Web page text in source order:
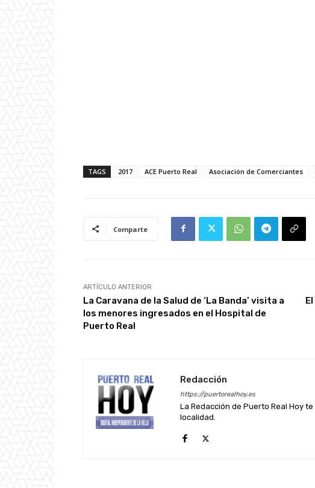
TAGS 2017 ACE Puerto Real Asociación de Comerciantes
Comparte
ARTÍCULO ANTERIOR
La Caravana de la Salud de ‘La Banda’ visita a
los menores ingresados en el Hospital de
Puerto Real
Redacción
https://puertorealhoy.es
La Redacción de Puerto Real Hoy
localidad.